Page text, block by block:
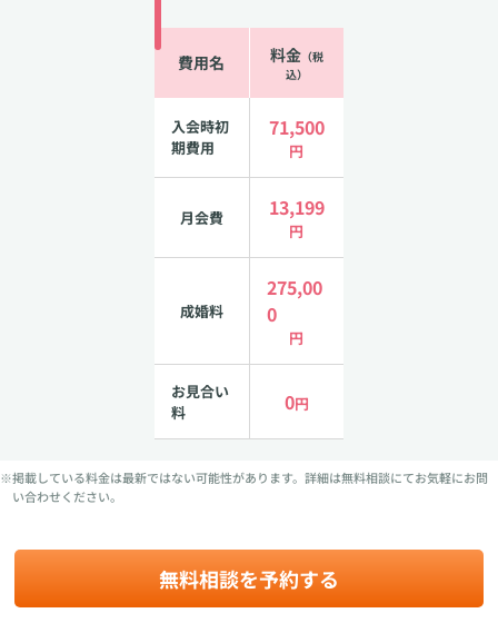
費用名 料金（税
込）
入会時初
期費用
71,500
円
月会費 13,199
円
成婚料
275,00
0
円
お見合い
料
0円
※掲載している料金は最新ではない可能性があります。詳細は無料相談にてお気軽にお問
い合わせください。
無料相談を予約する